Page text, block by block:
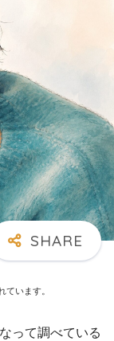
います。
って調べている